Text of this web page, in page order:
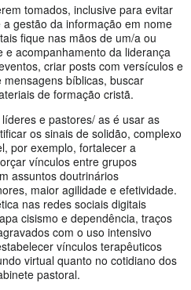
tomados, inclusive para evitar
gestão da informação em nome
fique nas mãos de um/a ou
acompanhamento da liderança
criar posts com versículos e
bíblicas, buscar
de formação cristã.
e pastores/ as é usar as
os sinais de solidão, complexo
por exemplo, fortalecer a
vínculos entre grupos
assuntos doutrinários
maior agilidade e efetividade.
nas redes sociais digitais
cisismo e dependência, traços
com o uso intensivo
vínculos terapêuticos
virtual quanto no cotidiano dos
pastoral.